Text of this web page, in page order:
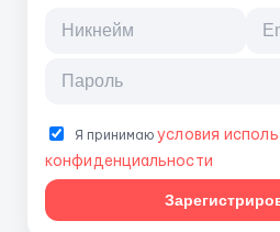
Я принимаюусловия
конфиденциальности